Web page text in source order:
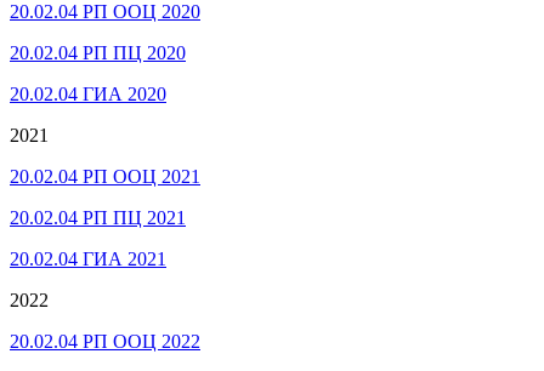
20.02.04 РП ООЦ 2020
20.02.04 РП ПЦ 2020
20.02.04 ГИА 2020
2021
20.02.04 РП ООЦ 2021
20.02.04 РП ПЦ 2021
20.02.04 ГИА 2021
2022
20.02.04 РП ООЦ 2022